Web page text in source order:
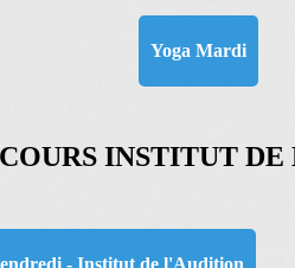
Yoga Mardi
COURS INSTITUT
- Institut de l'Audition